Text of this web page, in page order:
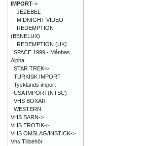
IMPORT->
JEZEBEL
MIDNIGHT VIDEO
REDEMPTION
(BENELUX)
REDEMPTION (UK)
SPACE 1999 - Månbas
Alpha
STAR TREK->
TURKISK IMPORT
Tysklands import
USA IMPORT(NTSC)
VHS BOXAR
WESTERN
VHS BARN->
VHS EROTIK->
VHS OMSLAG/INSTICK->
Vhs Tillbehör